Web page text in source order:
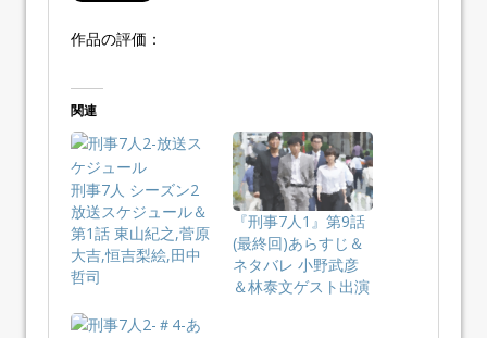
作品の評価：
関連
刑事7人 シーズン2
放送スケジュール＆
第1話 東山紀之,菅原
大吉,恒吉梨絵,田中
哲司
『刑事7人1』第9話
(最終回)あらすじ＆
ネタバレ 小野武彦
＆林泰文ゲスト出演